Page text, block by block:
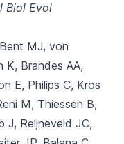
Biol Evol
MJ, von
K, Brandes AA,
E, Philips C, Kros
M, Thiessen B,
J, Reijneveld JC,